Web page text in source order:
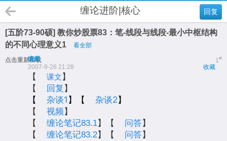
回复
缠论进阶|核心
[五阶73-90硕] 教你炒股票83：笔-线段与线段-最小中枢结构
的不同心理意义1
看全部
点击重新加载 1#
缠师
收藏
2007-9-26 21:28
【 课文 】
【
回复 】
【 杂谈1 】【 杂谈2 】
【 视频 】
【
缠论笔记83.1】【 问答】
【
缠论笔记83.2】【 问答】